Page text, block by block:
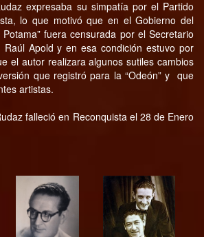
expresaba su simpatía por el Partido
lo que motivó que en el Gobierno del
fuera censurada por el Secretario
Apold y en esa condición estuvo por
el autor realizara algunos sutiles cambios
que registró para la “Odeón” y que
artistas.
falleció en Reconquista el 28 de Enero